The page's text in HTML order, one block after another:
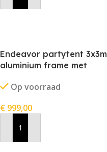
Endeavor partytent 3x3m
aluminium frame met
Op voorraad
€ 999,00
In Winkelwagen